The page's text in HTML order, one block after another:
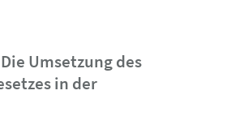
Umsetzung des
in der